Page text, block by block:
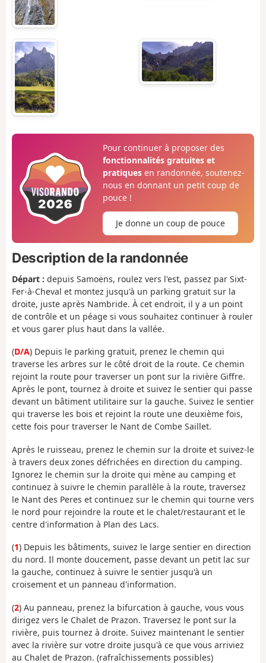
Pour continuer à proposer des
fonctionnalités gratuites et
pratiquesen randonnée, soutenez-
nous en donnant un petit coup de
pouce !
Je donne un coup de pouce
Description de la randonnée
Départ : depuis Samoëns, roulez vers l'est, passez par Sixt-
Fer-à-Cheval et montez jusqu'à un parking gratuit sur la
droite, juste après Nambride. À cet endroit, il y a un point
de contrôle et un péage si vous souhaitez continuer à rouler
et vous garer plus haut dans la vallée.
(D/A) Depuis le parking gratuit, prenez le chemin qui
traverse les arbres sur le côté droit de la route. Ce chemin
rejoint la route pour traverser un pont sur la rivière Giffre.
Après le pont, tournez à droite et suivez le sentier qui passe
devant un bâtiment utilitaire sur la gauche. Suivez le sentier
qui traverse les bois et rejoint la route une deuxième fois,
cette fois pour traverser le Nant de Combe Saillet.
Après le ruisseau, prenez le chemin sur la droite et suivez-le
à travers deux zones défrichées en direction du camping.
Ignorez le chemin sur la droite qui mène au camping et
continuez à suivre le chemin parallèle à la route, traversez
le Nant des Peres et continuez sur le chemin qui tourne vers
le nord pour rejoindre la route et le chalet/restaurant et le
centre d'information à Plan des Lacs.
(1) Depuis les bâtiments, suivez le large sentier en direction
du nord. Il monte doucement, passe devant un petit lac sur
la gauche, continuez à suivre le sentier jusqu'à un
croisement et un panneau d'information.
(2) Au panneau, prenez la bifurcation à gauche, vous vous
dirigez vers le Chalet de Prazon. Traversez le pont sur la
rivière, puis tournez à droite. Suivez maintenant le sentier
avec la rivière sur votre droite jusqu'à ce que vous arriviez
au Chalet de Prazon. (rafraîchissements possibles)